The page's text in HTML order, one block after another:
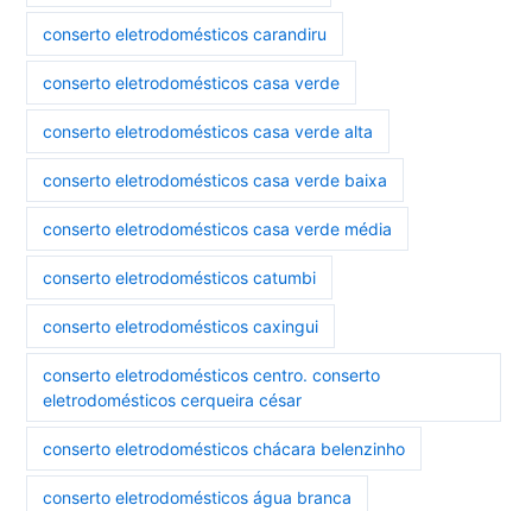
conserto eletrodomésticos carandiru
conserto eletrodomésticos casa verde
conserto eletrodomésticos casa verde alta
conserto eletrodomésticos casa verde baixa
conserto eletrodomésticos casa verde média
conserto eletrodomésticos catumbi
conserto eletrodomésticos caxingui
conserto eletrodomésticos centro. conserto
eletrodomésticos cerqueira césar
conserto eletrodomésticos chácara belenzinho
conserto eletrodomésticos água branca